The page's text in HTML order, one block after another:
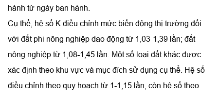
hành từ ngày ban hành.
Cụ thể, hệ số K điều chỉnh mức biến động thị trường đối
với đất phi nông nghiệp dao động từ 1,03-1,39 lần; đất
nông nghiệp từ 1,08-1,45 lần. Một số loại đất khác được
xác định theo khu vực và mục đích sử dụng cụ thể. Hệ số
điều chỉnh theo quy hoạch từ 1-1,15 lần, còn hệ số theo